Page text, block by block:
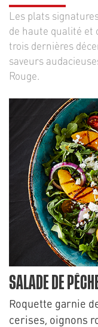
Les plats
de haute qualité et
trois dernières
saveurs
Rouge.
SALADE DE
Roquette garnie
cerises, oignons